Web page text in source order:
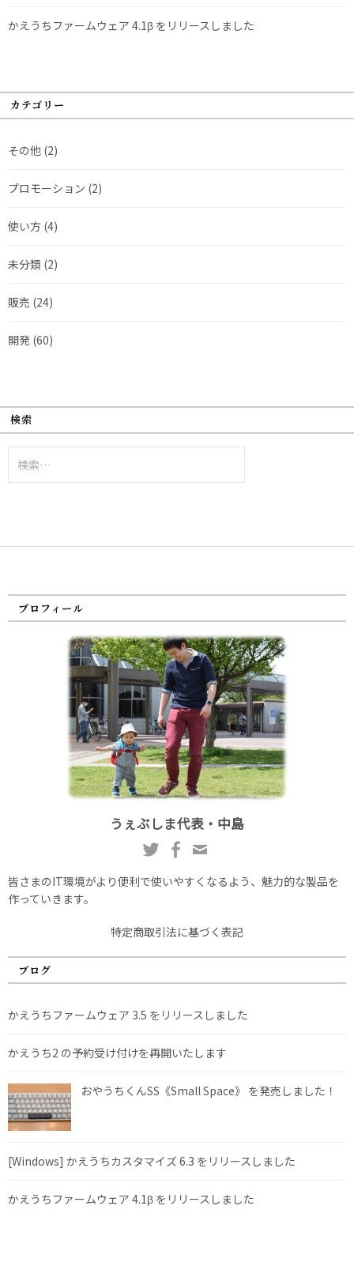
かえうちファームウェア 4.1β をリリースしました
カテゴリー
その他 (2)
プロモーション (2)
使い方 (4)
未分類 (2)
販売 (24)
開発 (60)
検索
索:
プロフィール
うぇぶしま代表・中島
皆さまのIT環境がより便利で使いやすくなるよう、魅力的な製品を
作っていきます。
特定商取引法に基づく表記
ブログ
かえうちファームウェア 3.5 をリリースしました
かえうち2 の予約受け付けを再開いたします
おやうちくんSS《Small Space》 を発売しました！
[Windows] かえうちカスタマイズ 6.3 をリリースしました
かえうちファームウェア 4.1β をリリースしました